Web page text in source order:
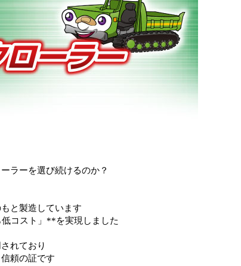
ラーを選び続けるのか？
と製造しています
コスト」**を実現しました
れており
頼の証です